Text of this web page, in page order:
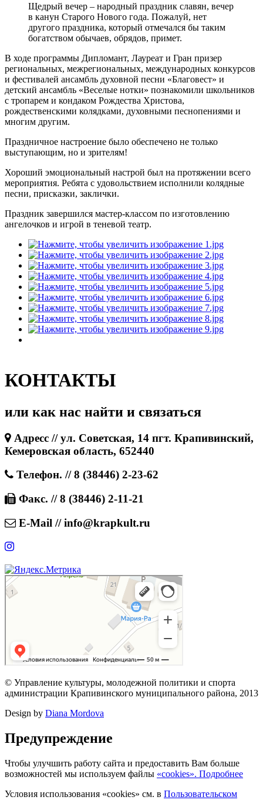
Щедрый вечер – народный праздник славян, вечер
в канун Старого Нового года. Пожалуй, нет
другого праздника, который отмечался бы таким
богатством обычаев, обрядов, примет.
В ходе программы Дипломант, Лауреат и Гран призер
региональных, межрегиональных, международных конкурсов
и фестивалей ансамбль духовной песни «Благовест» и
детский ансамбль «Веселые нотки» познакомили школьников
с тропарем и кондаком Рождества Христова,
рождественскими колядками, духовными песнопениями и
многим другим.
Праздничное настроение было обеспечено не только
выступающим, но и зрителям!
Хороший эмоциональный настрой был на протяжении всего
мероприятия. Ребята с удовольствием исполнили колядные
песни, присказки, заклички.
Праздник завершился мастер-классом по изготовлению
ангелочков и игрой в теневой театр.
КОНТАКТЫ
или как нас найти и связаться
Адресс // ул. Советская, 14 пгт. Крапивинский,
Кемеровская область, 652440
Телефон. // 8 (38446) 2-23-62
Факс. // 8 (38446) 2-11-21
E-Mail // info@krapkult.ru
© Управление культуры, молодежной политики и спорта
администрации Крапивинского муниципального района, 2013
Design by Diana Mordova
Предупреждение
Чтобы улучшить работу сайта и предоставить Вам больше
возможностей мы используем файлы «cookies». Подробнее
Условия использования «cookies» см. в Пользовательском